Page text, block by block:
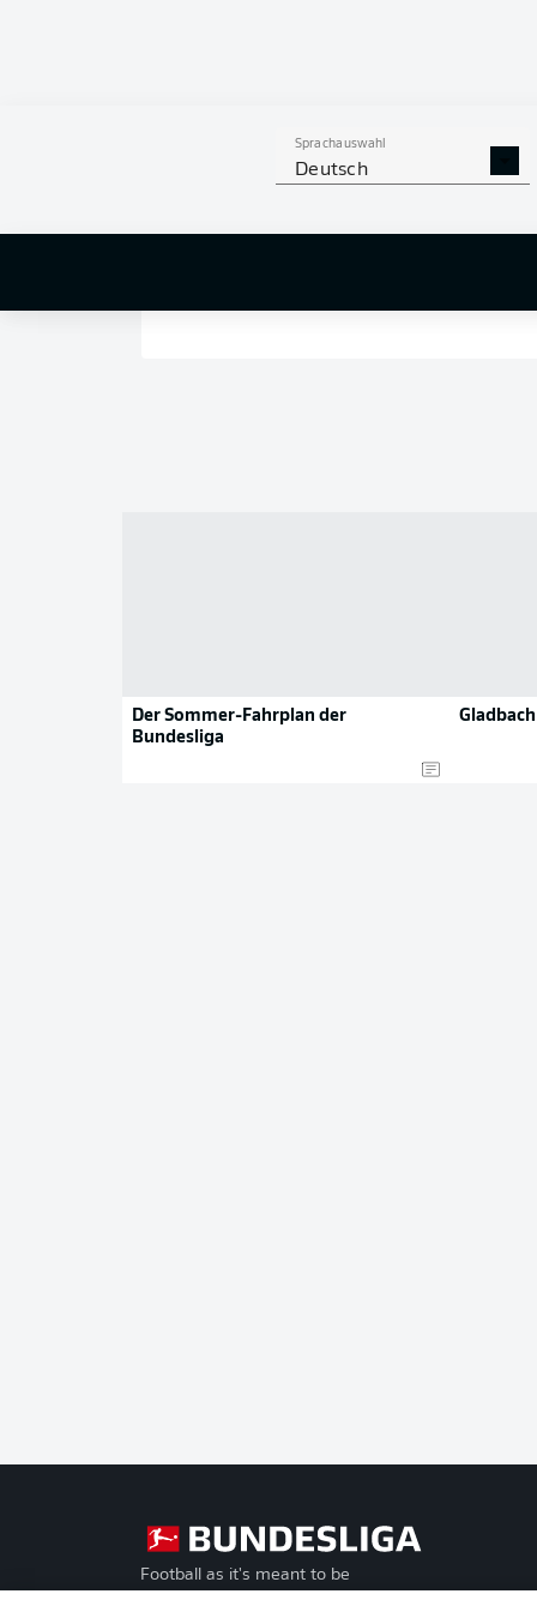
Sprachauswahl
Deutsch
Der Sommer-Fahrplan der
Bundesliga
Football as it's meant to be